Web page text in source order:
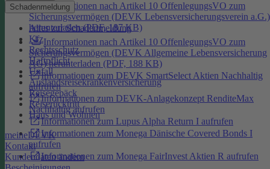
Schadenmeldung
Alles zur Schadenmeldung
Kfz
Rechtsschutz
Haftpflicht
Unfall
Auslandsreisekrankenversicherung
Reisegepäck
Reiserücktritt
Haus und Wohnen
meineDEVK
Kontakt
Kundendaten ändern
Informationen nach Artikel 10 OffenlegungsVO zum
Sicherungsvermögen (DEVK Lebensversicherungsverein a.G.)
herunterladen (PDF, 187 KB)
Informationen nach Artikel 10 OffenlegungsVO zum
Sicherungsvermögen (DEVK Allgemeine Lebensversicherung
AG) herunterladen (PDF, 188 KB)
Informationen zum DEVK SmartSelect Aktien Nachhaltig
aufrufen
Informationen zum DEVK-Anlagekonzept RenditeMax
Nachhaltig aufrufen
Informationen zum Lupus Alpha Return I aufrufen
Informationen zum Monega Dänische Covered Bonds I
aufrufen
Informationen zum Monega FairInvest Aktien R aufrufen